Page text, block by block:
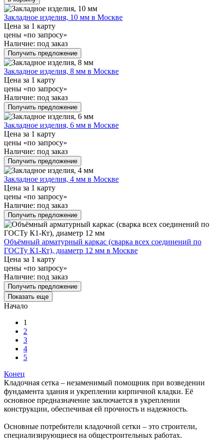
Закладное изделия, 10 мм в Москве
Цена за 1 карту
цены «по запросу»
Наличие: под заказ
Получить предложение
Закладное изделия, 8 мм в Москве
Цена за 1 карту
цены «по запросу»
Наличие: под заказ
Получить предложение
Закладное изделия, 6 мм в Москве
Цена за 1 карту
цены «по запросу»
Наличие: под заказ
Получить предложение
Закладное изделия, 4 мм в Москве
Цена за 1 карту
цены «по запросу»
Наличие: под заказ
Получить предложение
Объёмный арматурный каркас (сварка всех соединений по
ГОСТу К1-Кт), диаметр 12 мм в Москве
Цена за 1 карту
цены «по запросу»
Наличие: под заказ
Получить предложение
Показать еще
Начало
1
2
3
4
5
Конец
Кладочная сетка – незаменимый помощник при возведении
фундамента здания и укреплении кирпичной кладки. Её
основное предназначение заключается в укреплении
конструкции, обеспечивая ей прочность и надежность.
Основные потребители кладочной сетки – это строители,
специализирующиеся на общестроительных работах.